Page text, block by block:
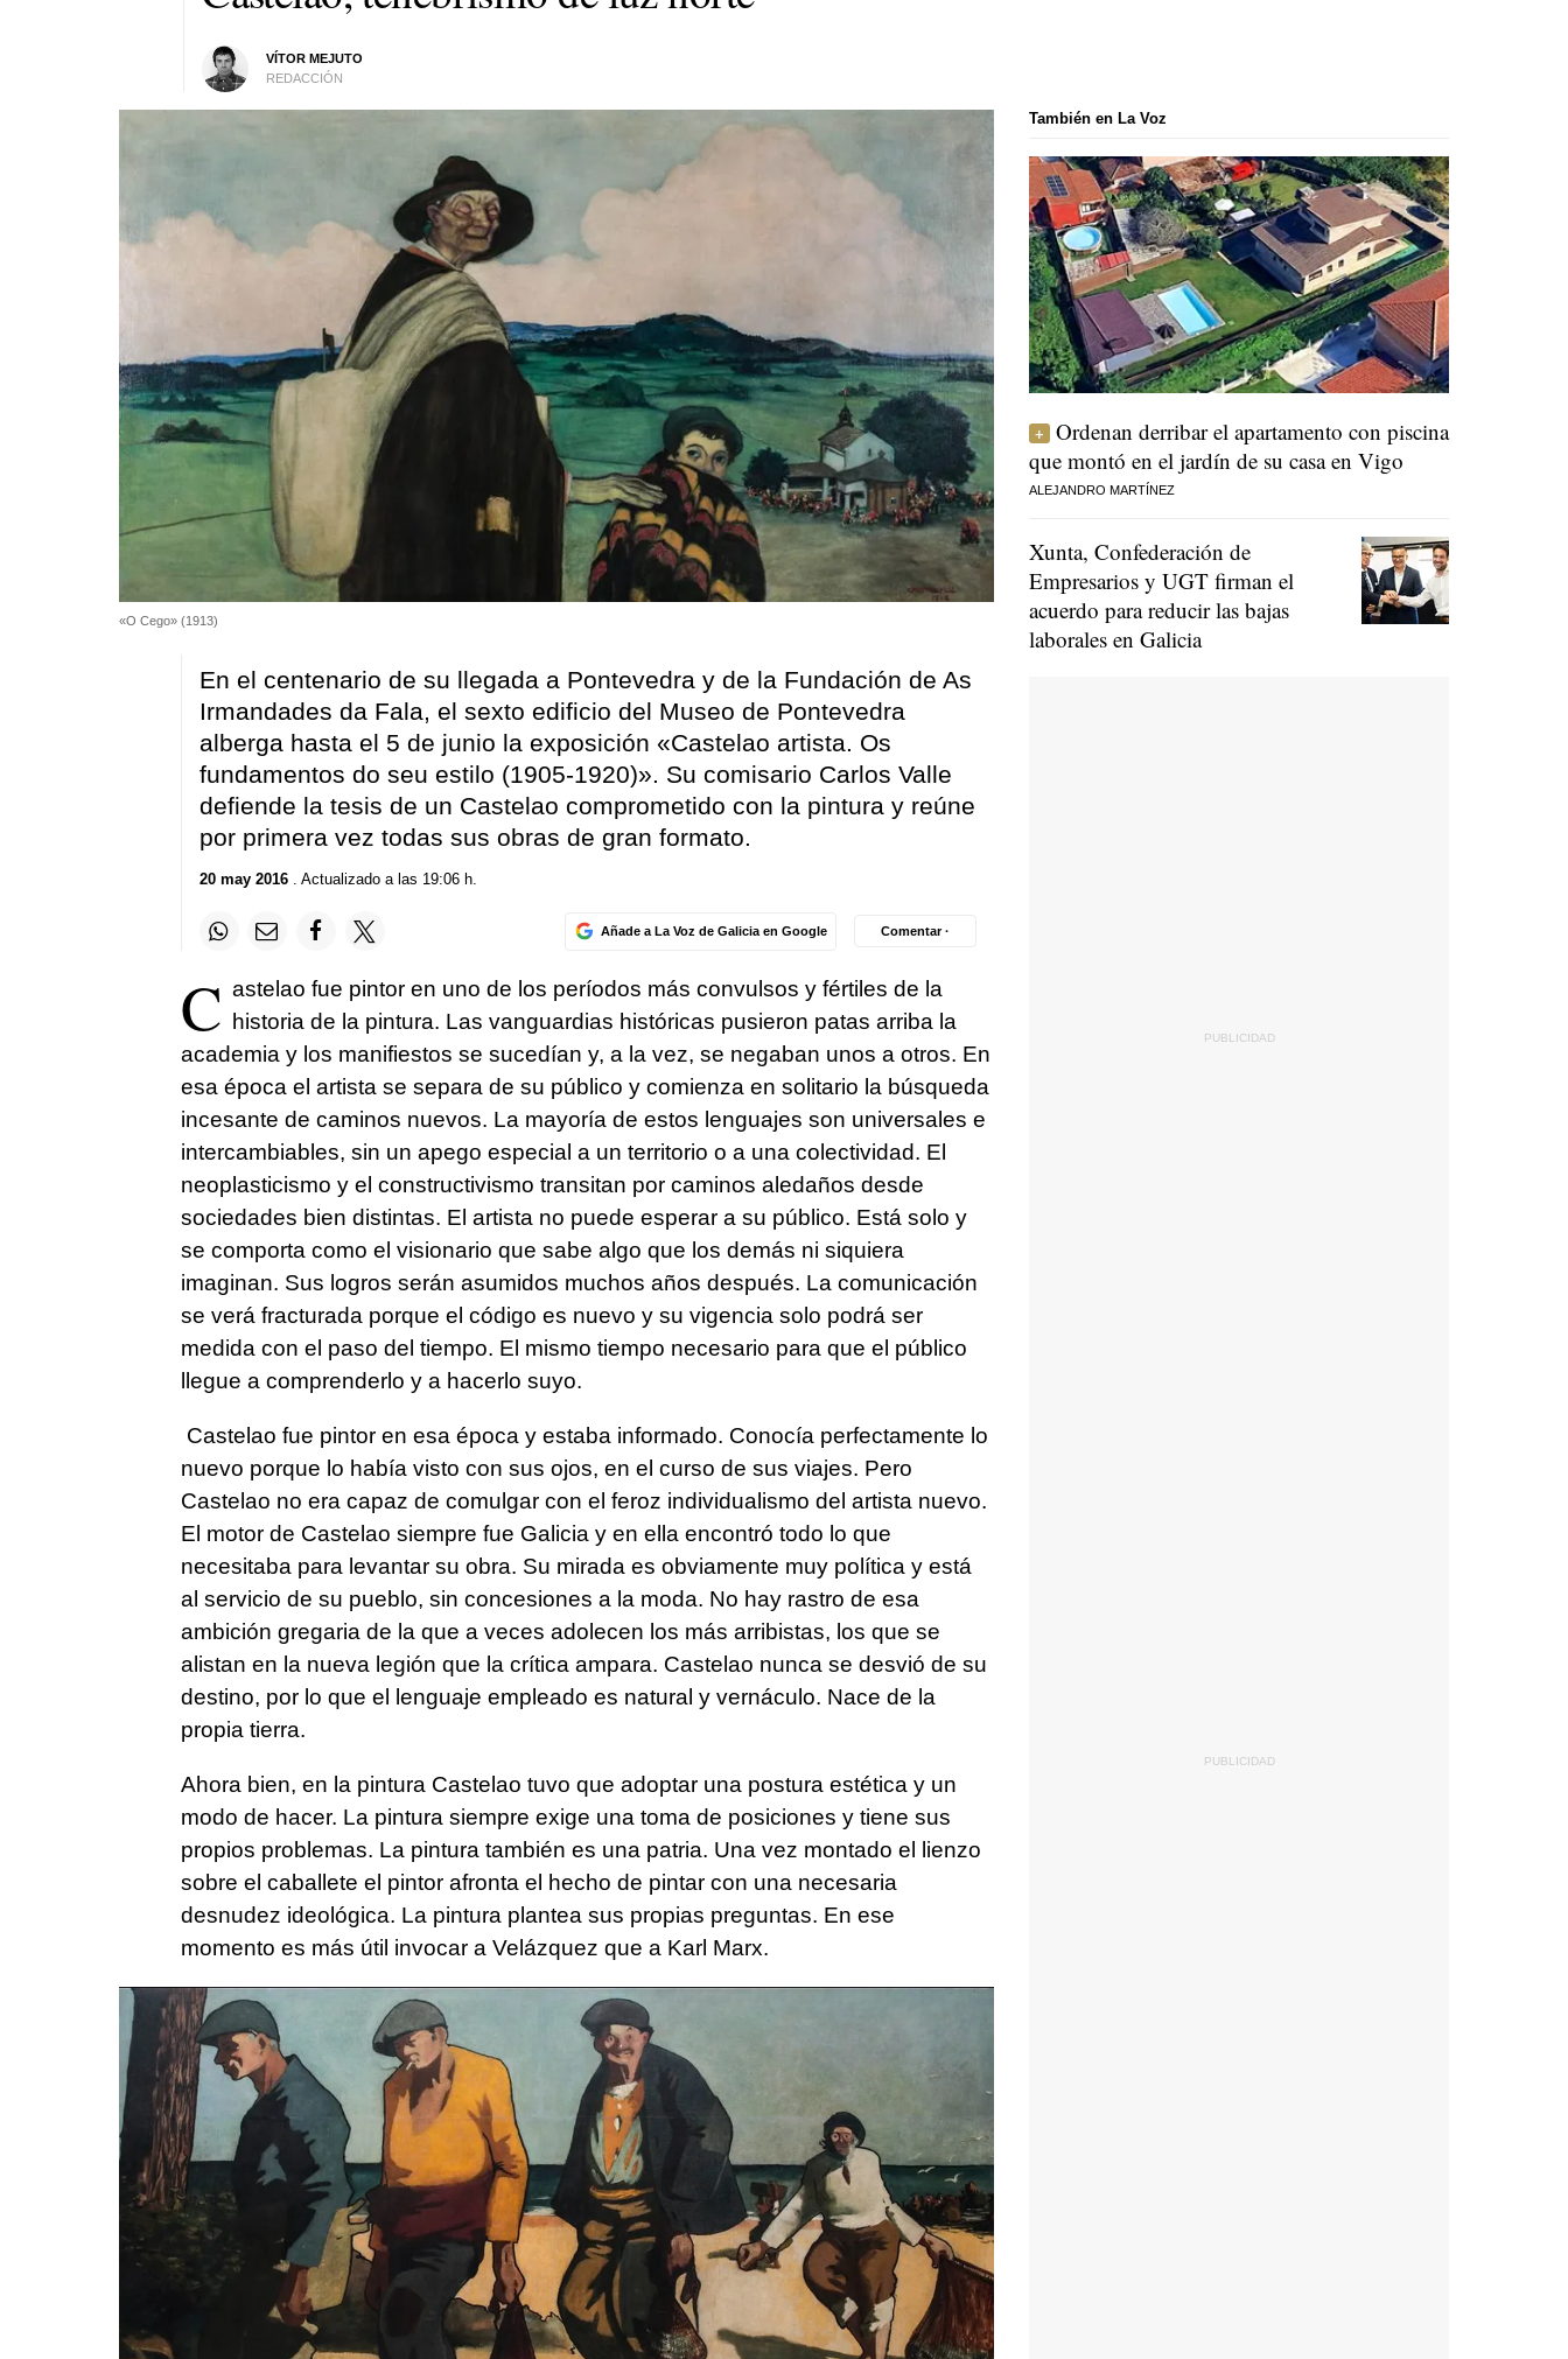
VÍTOR MEJUTO
REDACCIÓN
«O Cego» (1913)
En el centenario de su llegada a Pontevedra y de la Fundación de As
Irmandades da Fala, el sexto edificio del Museo de Pontevedra
alberga hasta el 5 de junio la exposición «Castelao artista. Os
fundamentos do seu estilo (1905-1920)». Su comisario Carlos Valle
defiende la tesis de un Castelao comprometido con la pintura y reúne
por primera vez todas sus obras de gran formato.
20 may 2016. Actualizado a las 19:06 h.
Añade a La Voz de Galicia en Google Comentar ·
C astelao fue pintor en uno de los períodos más convulsos y fértiles de la
historia de la pintura. Las vanguardias históricas pusieron patas arriba la
academia y los manifiestos se sucedían y, a la vez, se negaban unos a otros. En
esa época el artista se separa de su público y comienza en solitario la búsqueda
incesante de caminos nuevos. La mayoría de estos lenguajes son universales e
intercambiables, sin un apego especial a un territorio o a una colectividad. El
neoplasticismo y el constructivismo transitan por caminos aledaños desde
sociedades bien distintas. El artista no puede esperar a su público. Está solo y
se comporta como el visionario que sabe algo que los demás ni siquiera
imaginan. Sus logros serán asumidos muchos años después. La comunicación
se verá fracturada porque el código es nuevo y su vigencia solo podrá ser
medida con el paso del tiempo. El mismo tiempo necesario para que el público
llegue a comprenderlo y a hacerlo suyo.
Castelao fue pintor en esa época y estaba informado. Conocía perfectamente lo
nuevo porque lo había visto con sus ojos, en el curso de sus viajes. Pero
Castelao no era capaz de comulgar con el feroz individualismo del artista nuevo.
El motor de Castelao siempre fue Galicia y en ella encontró todo lo que
necesitaba para levantar su obra. Su mirada es obviamente muy política y está
al servicio de su pueblo, sin concesiones a la moda. No hay rastro de esa
ambición gregaria de la que a veces adolecen los más arribistas, los que se
alistan en la nueva legión que la crítica ampara. Castelao nunca se desvió de su
destino, por lo que el lenguaje empleado es natural y vernáculo. Nace de la
propia tierra.
Ahora bien, en la pintura Castelao tuvo que adoptar una postura estética y un
modo de hacer. La pintura siempre exige una toma de posiciones y tiene sus
propios problemas. La pintura también es una patria. Una vez montado el lienzo
sobre el caballete el pintor afronta el hecho de pintar con una necesaria
desnudez ideológica. La pintura plantea sus propias preguntas. En ese
momento es más útil invocar a Velázquez que a Karl Marx.
También en La Voz
Ordenan derribar el apartamento con piscina
que montó en el jardín de su casa en Vigo
ALEJANDRO MARTÍNEZ
Xunta, Confederación de
Empresarios y UGT firman el
acuerdo para reducir las bajas
laborales en Galicia